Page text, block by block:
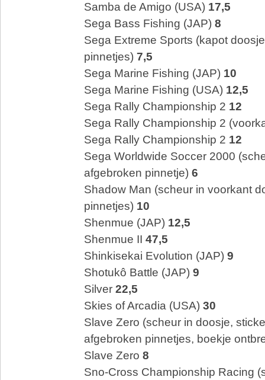
Samba de Amigo (USA) 17,5
Sega Bass Fishing (JAP) 8
Sega Extreme Sports (kapot
pinnetjes) 7,5
Sega Marine Fishing (JAP) 10
Sega Marine Fishing (USA) 12,5
Sega Rally Championship 2 12
Sega Rally Championship 2
Sega Rally Championship 2 12
Sega Worldwide Soccer 2000
afgebroken pinnetje) 6
Shadow Man (scheur in voorkant
pinnetjes) 10
Shenmue (JAP) 12,5
Shenmue II 47,5
Shinkisekai Evolution (JAP) 9
Shotukô Battle (JAP) 9
Silver 22,5
Skies of Arcadia (USA) 30
Slave Zero (scheur in doosje,
afgebroken pinnetjes, boekje
Slave Zero 8
Sno-Cross Championship Racing